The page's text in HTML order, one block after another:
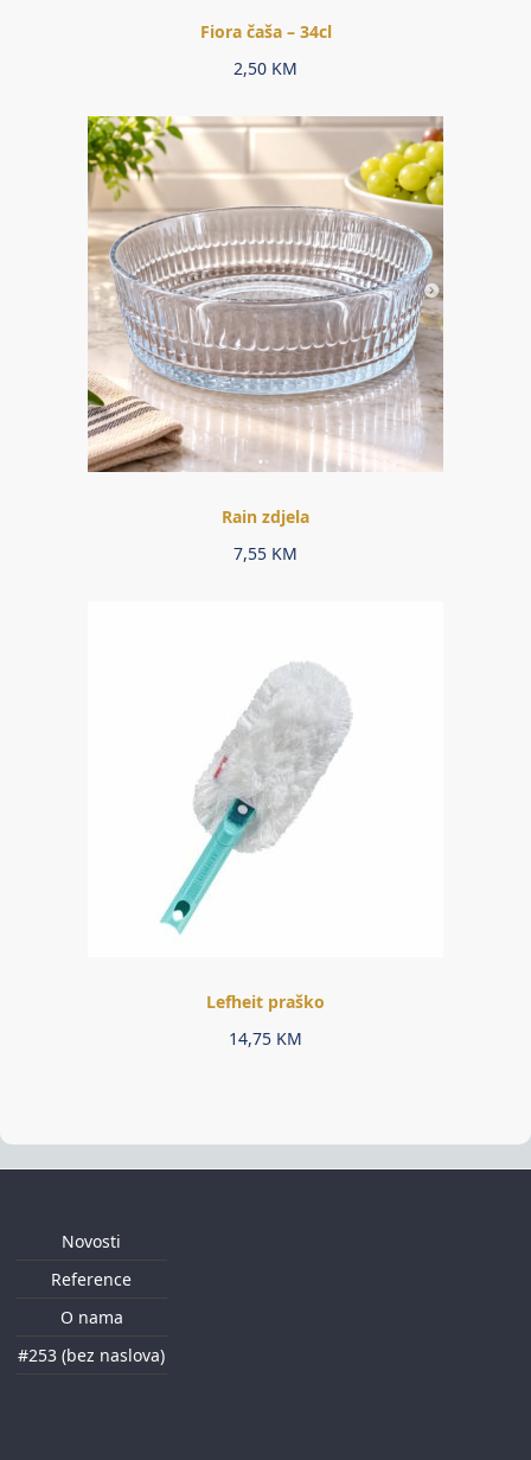
Fiora čaša – 34cl
2,50 KM
Rain zdjela
7,55 KM
Lefheit praško
14,75 KM
Novosti
Reference
O nama
#253 (bez naslova)